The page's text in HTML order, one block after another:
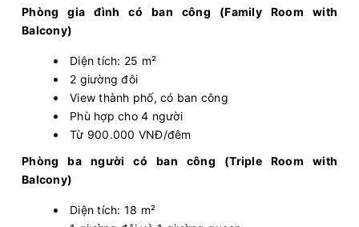
Phòng gia đình có ban công (Family Room with
Balcony)
Diện tích: 25 m²
2 giường đôi
View thành phố, có ban công
Phù hợp cho 4 người
Từ 900.000 VNĐ/đêm
Phòng ba người có ban công (Triple Room with
Balcony)
Diện tích: 18 m²